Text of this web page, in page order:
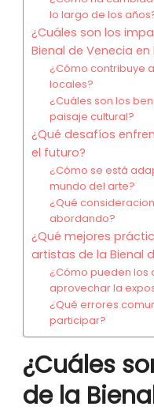
lo largo de los
¿Cuáles son los
Bienal de Venecia
¿Cómo contribuye
locales?
¿Cuáles son los
paisaje cultural?
¿Qué desafíos
el futuro?
¿Cómo se está
mundo del arte?
¿Qué
abordando?
¿Qué mejores
artistas de la Bienal
¿Cómo pueden los
aprovechar la
¿Qué errores
participar?
¿Cuáles
de la